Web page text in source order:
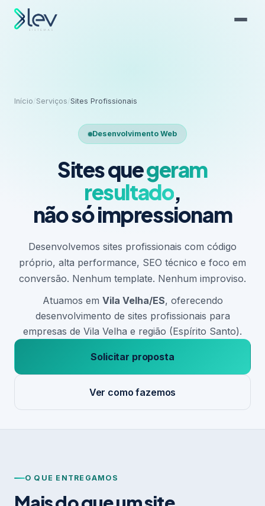
Início Serviços Sites Profissionais
Desenvolvimento Web
Sites quegeram
resultado,
não só impressionam
Desenvolvemos sites profissionais com código
próprio, alta performance, SEO técnico e foco em
conversão. Nenhum template. Nenhum improviso.
Atuamos em Vila Velha/ES, oferecendo
desenvolvimento de sites profissionais para
empresas de Vila Velha e região (Espírito Santo).
Solicitar proposta
Ver como fazemos
O QUE ENTREGAMOS